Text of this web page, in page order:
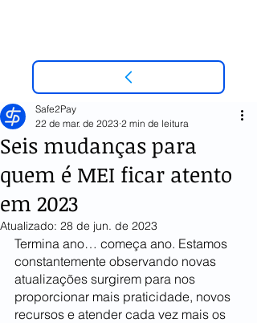
Seis mudanças para
quem é MEI ficar atento
em 2023
Safe2Pay
22 de mar. de 2023 2 min de leitura
Atualizado: 28 de jun. de 2023
Termina ano… começa ano. Estamos
constantemente observando novas
atualizações surgirem para nos
proporcionar mais praticidade, novos
recursos e atender cada vez mais os